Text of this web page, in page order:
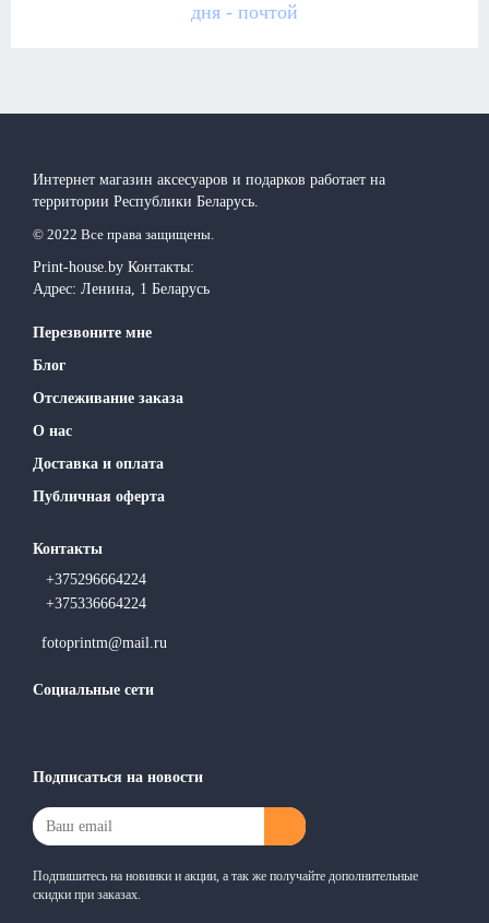
дня - почтой
Интернет магазин аксесуаров и подарков работает на
территории Реcпублики Беларусь.
© 2022 Все права защищены.
Print-house.by Контакты:
Адрес: Ленина, 1 Беларусь
Перезвоните мне
Блог
Отслеживание заказа
О нас
Доставка и оплата
Публичная оферта
Контакты
+375296664224
+375336664224
fotoprintm@mail.ru
Социальные сети
Подписаться на новости
Подпишитесь на новинки и акции, а так же получайте дополнительные
скидки при заказах.